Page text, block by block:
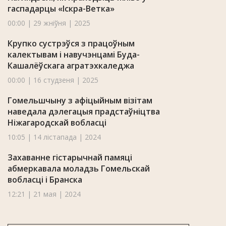
гаспадарцы «Іскра-Ветка»
00:00 | 29 жніўня | 2025
Крупко сустрэўся з працоўным
калектывам і навучэнцамі Буда-
Кашалёўскага агратэхкаледжа
00:00 | 16 студзеня | 2025
Гомельшчыну з афіцыйным візітам
наведала дэлегацыя прадстаўніцтва
Ніжагародскай вобласці
10:05 | 14 лістапада | 2024
Захаванне гістарычнай памяці
абмеркавала моладзь Гомельскай
вобласці і Бранска
12:21 | 21 мая | 2024